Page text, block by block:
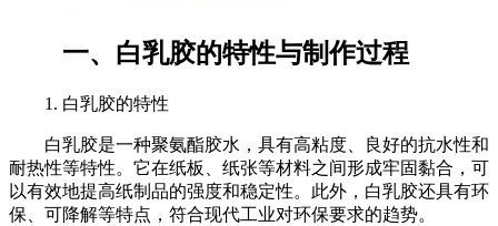
一、白乳胶的特性与制作过程
1. 白乳胶的特性
白乳胶是一种聚氨酯胶水，具有高粘度、良好的抗水性和
耐热性等特性。它在纸板、纸张等材料之间形成牢固黏合，可
以有效地提高纸制品的强度和稳定性。此外，白乳胶还具有环
保、可降解等特点，符合现代工业对环保要求的趋势。